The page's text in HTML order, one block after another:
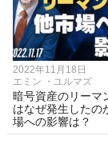
2022年11月18日
エミン ・ユルマズ
暗号資産のリーマ
はなぜ発生したの
場への影響は？